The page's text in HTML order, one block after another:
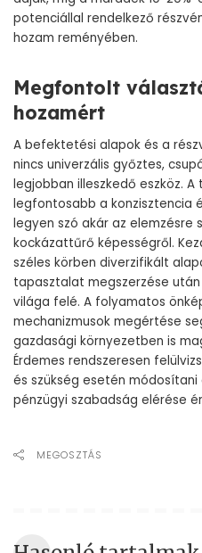
potenciállal rendelkező
hozam reményében.
Megfontolt
hozamért
A befektetési alapok és a
nincs univerzális győztes,
legjobban illeszkedő eszköz.
legfontosabb a konzisztencia
legyen szó akár az elemzésre
kockázattűrő képességről.
széles körben diverzifikált
tapasztalat megszerzése
világa felé. A folyamatos
mechanizmusok megértése
gazdasági környezetben is
Érdemes rendszeresen
és szükség esetén
pénzügyi szabadság elérése
MEGOSZTÁS